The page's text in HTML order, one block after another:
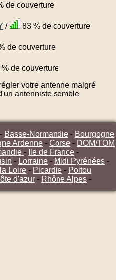
de couverture
/ 83 % de couverture
de couverture
% de couverture
votre antenne malgré
antenniste semble
- Basse-Normandie - Bourgogne
Ardenne - Corse - DOM/TOM
- Ile de France -
- Lorraine - Midi Pyrénées -
Loire - Picardie - Poitou
d'azur - Rhône Alpes -